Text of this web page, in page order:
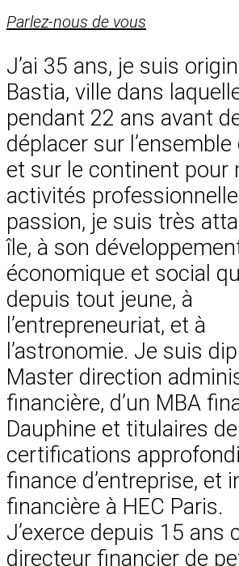
Parlez-nous de vous
J’ai 35 ans, je suis
Bastia, ville dans
pendant 22 ans avant
déplacer sur
et sur le continent pour
activités
passion, je suis très
île, à son
économique et social
depuis tout jeune, à
l’entrepreneuriat, et à
l’astronomie. Je suis
Master direction
financière, d’un MBA
Dauphine et titulaires
certifications
finance d’entreprise, et
financière à HEC Paris.
J’exerce depuis 15 ans
directeur financier de